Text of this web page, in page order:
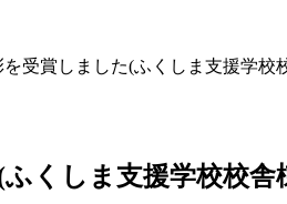
受賞しました(ふくしま支援学校
くしま支援学校校